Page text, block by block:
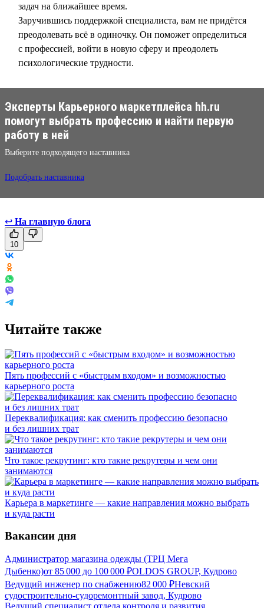
задач на ближайшее время.
Заручившись поддержкой специалиста, вам не придётся
преодолевать всё в одиночку. Он поможет определиться
с профессией, войти в новую сферу и преодолеть
психологические трудности.
Эксперты Карьерного маркетплейса hh.ru
помогут выбрать профессию и найти первую
работу в ней
Выберите подходящего наставника
Подобрать наставника
↩ На главную блога
10
Читайте также
Пять профессий с «быстрым входом» и возможностью
карьерного роста
Переквалификация: как сменить профессию безопасно
и без лишних трат
Что такое рекрутинг: кто такие рекрутеры и чем они
занимаются
Карьера в маркетинге — какие направления можно выбрать
и куда расти
Вакансии дня
Администратор магазина одежды (ТРЦ Мега
Дыбенко)от 85 000 до 100 000 ₽OLDOS GROUP, Кудрово
Ведущий инженер по снабжению82 000 ₽Невский
судостроительно-судоремонтный завод, Кудрово